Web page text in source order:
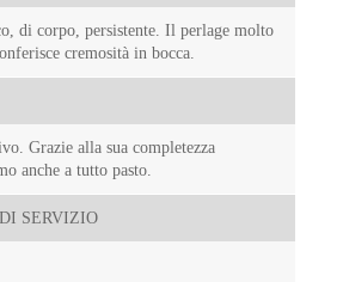
di corpo, persistente. Il perlage molto
cremosità in bocca.
Grazie alla sua completezza
anche a tutto pasto.
SERVIZIO